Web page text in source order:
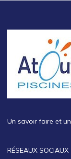
Un savoir faire et
RÉSEAUX SOCIAUX